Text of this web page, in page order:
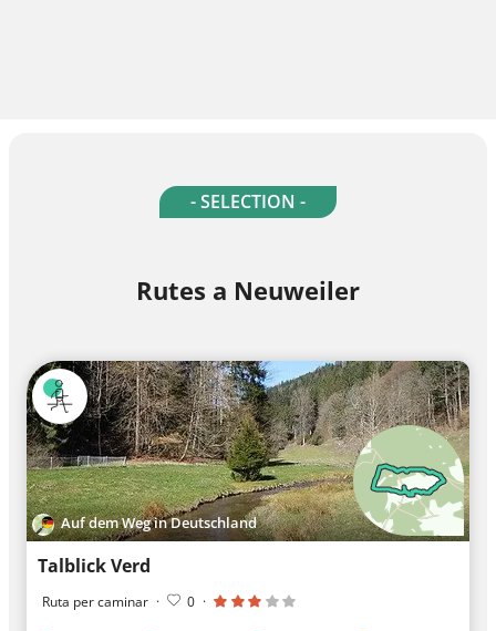
- SELECTION -
Rutes a Neuweiler
Auf dem Weg in Deutschland
Talblick Verd
Ruta per caminar · 0 ·